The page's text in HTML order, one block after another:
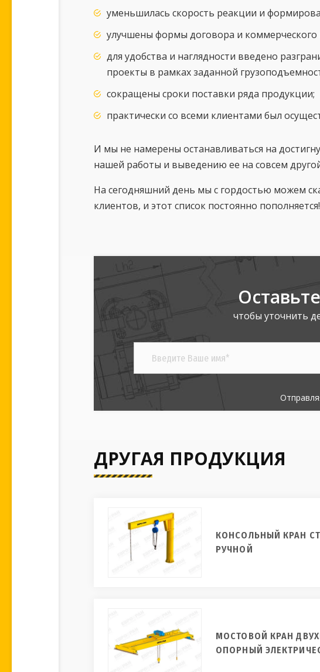
уменьшилась скорость реакции и
улучшены формы договора и коммерческого
для удобства и наглядности введено
проекты в рамках заданной
сокращены сроки поставки ряда продукции;
практически со всеми клиентами был
И мы не намерены останавливаться на
нашей работы и выведению ее на совсем
На сегодняшний день мы с гордостью можем
клиентов, и этот список постоянно
чтобы уточнить
ДРУГАЯ ПРОДУКЦИЯ
КОНСОЛЬНЫЙ КРАН
РУЧНОЙ
МОСТОВОЙ КРАН
ОПОРНЫЙ